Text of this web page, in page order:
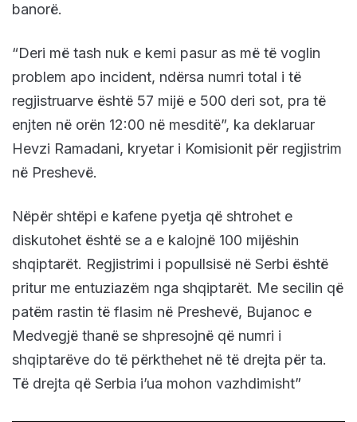
banorë.
“Deri më tash nuk e kemi pasur as më të voglin
problem apo incident, ndërsa numri total i të
regjistruarve është 57 mijë e 500 deri sot, pra të
enjten në orën 12:00 në mesditë”, ka deklaruar
Hevzi Ramadani, kryetar i Komisionit për regjistrim
në Preshevë.
Nëpër shtëpi e kafene pyetja që shtrohet e
diskutohet është se a e kalojnë 100 mijëshin
shqiptarët. Regjistrimi i popullsisë në Serbi është
pritur me entuziazëm nga shqiptarët. Me secilin që
patëm rastin të flasim në Preshevë, Bujanoc e
Medvegjë thanë se shpresojnë që numri i
shqiptarëve do të përkthehet në të drejta për ta.
Të drejta që Serbia i’ua mohon vazhdimisht”